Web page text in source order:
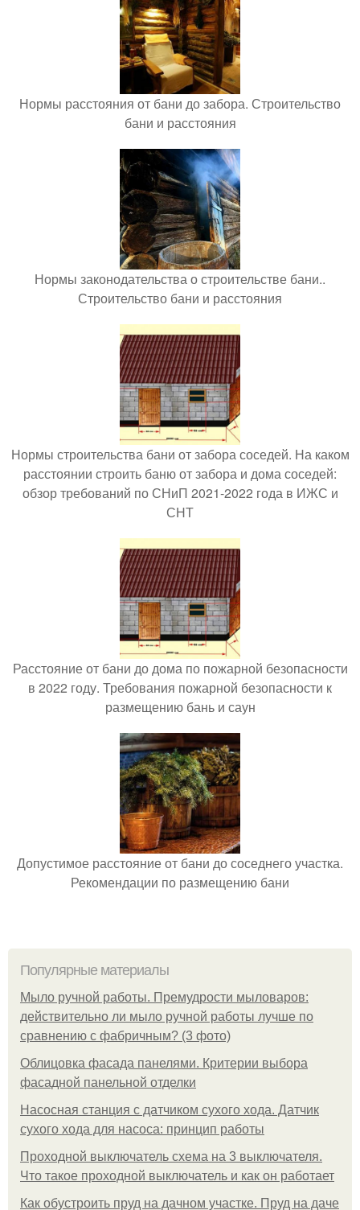
Нормы расстояния от бани до забора. Строительство
бани и расстояния
Нормы законодательства о строительстве бани..
Строительство бани и расстояния
Нормы строительства бани от забора соседей. На каком
расстоянии строить баню от забора и дома соседей:
обзор требований по СНиП 2021-2022 года в ИЖС и
СНТ
Расстояние от бани до дома по пожарной безопасности
в 2022 году. Требования пожарной безопасности к
размещению бань и саун
Допустимое расстояние от бани до соседнего участка.
Рекомендации по размещению бани
Популярные материалы
Мыло ручной работы. Премудрости мыловаров:
действительно ли мыло ручной работы лучше по
сравнению с фабричным? (3 фото)
Облицовка фасада панелями. Критерии выбора
фасадной панельной отделки
Насосная станция с датчиком сухого хода. Датчик
сухого хода для насоса: принцип работы
Проходной выключатель схема на 3 выключателя.
Что такое проходной выключатель и как он работает
Как обустроить пруд на дачном участке. Пруд на даче